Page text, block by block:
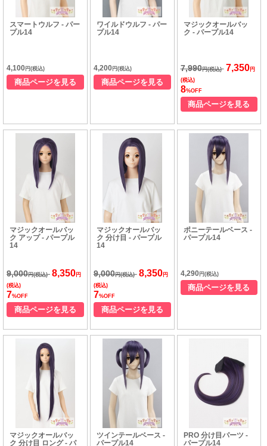
スマートウルフ - パー
プル14
4,100 円(税込)
商品ページを見る
ワイルドウルフ - パー
プル14
4,200円(税込)
商品ページを見る
マジックオールバッ
ク - パープル14
7,990円(税込) 7,350円
(税込)
8%OFF
商品ページを見る
マジックオールバッ
ク アップ - パープル
14
9,000円(税込) 8,350 円
(税込)
7%OFF
商品ページを見る
マジックオールバッ
ク 分け目 - パープル
14
9,000円(税込) 8,350円
(税込)
7%OFF
商品ページを見る
ポニーテールベース -
パープル14
4,290円(税込)
商品ページを見る
マジックオールバッ
ク 分け目 ロング - パ
ツインテールベース -
パープル14
PRO 分け目パーツ -
パープル14